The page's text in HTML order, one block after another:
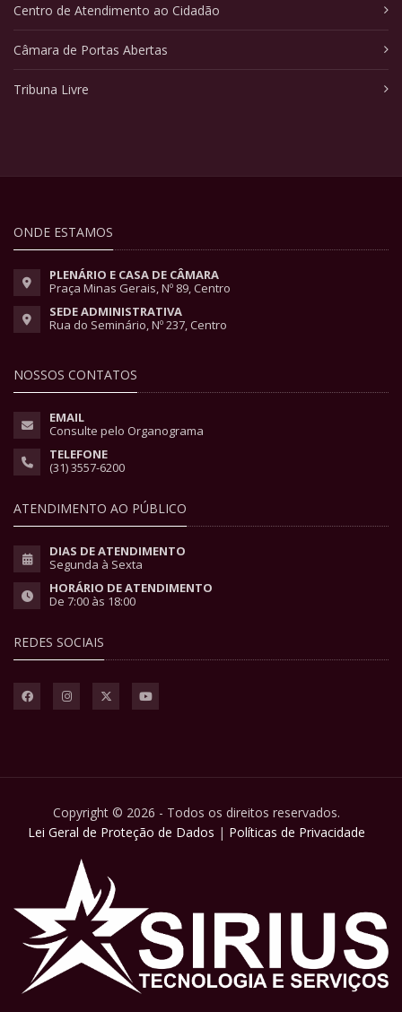
Centro de Atendimento ao Cidadão
Câmara de Portas Abertas
Tribuna Livre
ONDE ESTAMOS
PLENÁRIO E CASA DE CÂMARA
Praça Minas Gerais, Nº 89, Centro
SEDE ADMINISTRATIVA
Rua do Seminário, Nº 237, Centro
NOSSOS CONTATOS
EMAIL
Consulte pelo Organograma
TELEFONE
(31) 3557-6200
ATENDIMENTO AO PÚBLICO
DIAS DE ATENDIMENTO
Segunda à Sexta
HORÁRIO DE ATENDIMENTO
De 7:00 às 18:00
REDES SOCIAIS
Copyright © 2026 - Todos os direitos reservados.
Lei Geral de Proteção de Dados | Políticas de Privacidade